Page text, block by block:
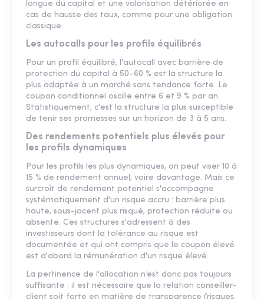
longue du capital et une valorisation détériorée en
cas de hausse des taux, comme pour une obligation
classique.
Les autocalls pour les profils équilibrés
Pour un profil équilibré, l'autocall avec barrière de
protection du capital à 50–60 % est la structure la
plus adaptée à un marché sans tendance forte. Le
coupon conditionnel oscille entre 6 et 9 % par an.
Statistiquement, c'est la structure la plus susceptible
de tenir ses promesses sur un horizon de 3 à 5 ans.
Des rendements potentiels plus élevés pour
les profils dynamiques
Pour les profils les plus dynamiques, on peut viser 10 à
15 % de rendement annuel, voire davantage. Mais ce
surcroît de rendement potentiel s'accompagne
systématiquement d'un risque accru : barrière plus
haute, sous-jacent plus risqué, protection réduite ou
absente. Ces structures s'adressent à des
investisseurs dont la tolérance au risque est
documentée et qui ont compris que le coupon élevé
est d'abord la rémunération d'un risque élevé.
La pertinence de l'allocation n’est donc pas toujours
suffisante : il est nécessaire que la relation conseiller-
client soit forte en matière de transparence (risques,